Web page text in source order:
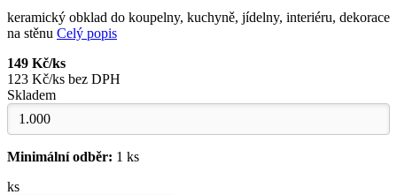
keramický obklad do koupelny, kuchyně, jídelny, interiéru, dekorace
na stěnu Celý popis
149 Kč/ks
123 Kč/ks bez DPH
Skladem
Minimální odběr: 1 ks
ks